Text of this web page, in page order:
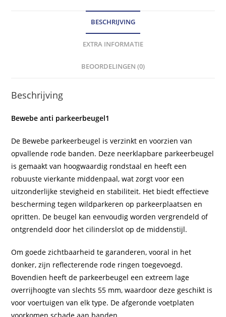
BESCHRIJVING
EXTRA INFORMATIE
BEOORDELINGEN (0)
Beschrijving
Bewebe anti parkeerbeugel1
De Bewebe parkeerbeugel is verzinkt en voorzien van
opvallende rode banden. Deze neerklapbare parkeerbeugel
is gemaakt van hoogwaardig rondstaal en heeft een
robuuste vierkante middenpaal, wat zorgt voor een
uitzonderlijke stevigheid en stabiliteit. Het biedt effectieve
bescherming tegen wildparkeren op parkeerplaatsen en
opritten. De beugel kan eenvoudig worden vergrendeld of
ontgrendeld door het cilinderslot op de middenstijl.
Om goede zichtbaarheid te garanderen, vooral in het
donker, zijn reflecterende rode ringen toegevoegd.
Bovendien heeft de parkeerbeugel een extreem lage
overrijhoogte van slechts 55 mm, waardoor deze geschikt is
voor voertuigen van elk type. De afgeronde voetplaten